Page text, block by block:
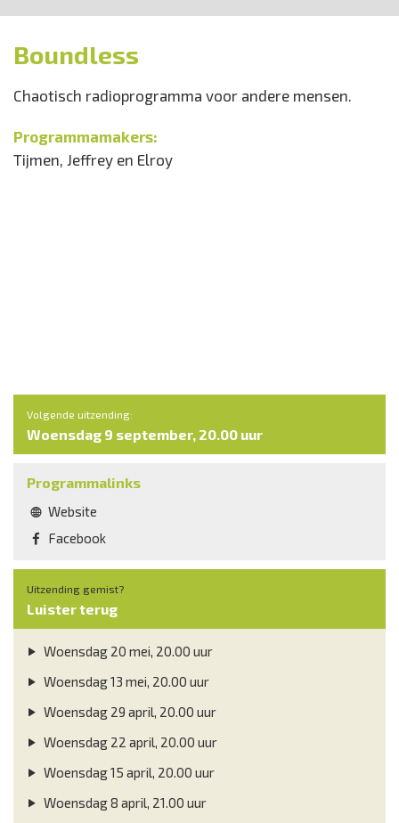
Boundless
Chaotisch radioprogramma voor andere mensen.
Programmamakers:
Tijmen, Jeffrey en Elroy
Volgende uitzending:
Woensdag 9 september, 20.00 uur
Programmalinks
Website
Facebook
Uitzending gemist?
Luister terug
Woensdag 20 mei, 20.00 uur
Woensdag 13 mei, 20.00 uur
Woensdag 29 april, 20.00 uur
Woensdag 22 april, 20.00 uur
Woensdag 15 april, 20.00 uur
Woensdag 8 april, 21.00 uur